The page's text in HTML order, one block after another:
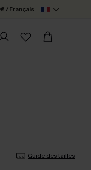
€ / Français
Guide des tailles